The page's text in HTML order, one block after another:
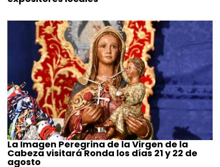
La Imagen Peregrina de la Virgen de la
Cabeza visitará Ronda los días 21 y 22 de
agosto